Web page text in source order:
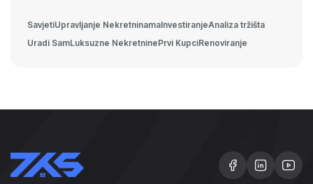
SavjetiUpravljanje NekretninamaInvestiranjeAnaliza tržišta
Uradi SamLuksuzne NekretninePrvi KupciRenoviranje